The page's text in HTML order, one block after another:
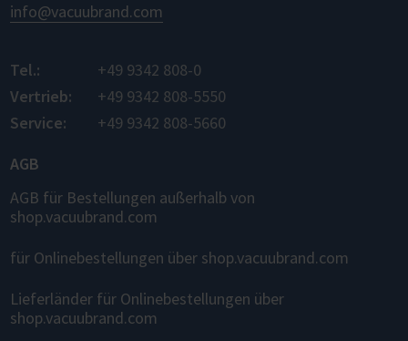
info@vacuubrand.com
Tel.:
+49 9342 808-0
Vertrieb:
+49 9342 808-5550
Service:
+49 9342 808-5660
AGB
AGB für Bestellungen außerhalb von
shop.vacuubrand.com
für Onlinebestellungen über shop.vacuubrand.com
Lieferländer für Onlinebestellungen über
shop.vacuubrand.com